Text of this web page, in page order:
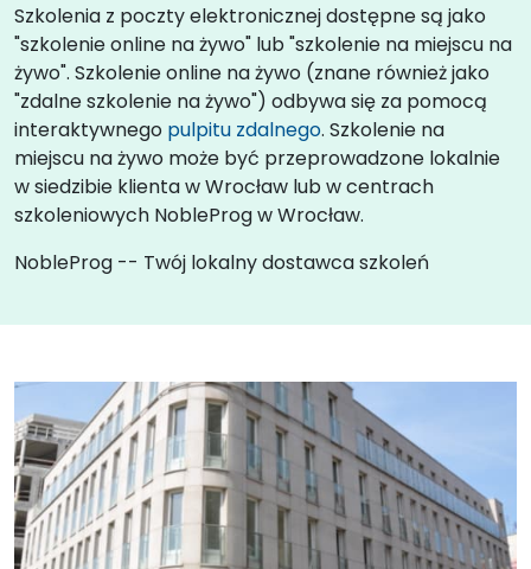
Szkolenia z poczty elektronicznej dostępne są jako
"szkolenie online na żywo" lub "szkolenie na miejscu na
żywo". Szkolenie online na żywo (znane również jako
"zdalne szkolenie na żywo") odbywa się za pomocą
interaktywnego pulpitu zdalnego. Szkolenie na
miejscu na żywo może być przeprowadzone lokalnie
w siedzibie klienta w Wrocław lub w centrach
szkoleniowych NobleProg w Wrocław.
NobleProg -- Twój lokalny dostawca szkoleń